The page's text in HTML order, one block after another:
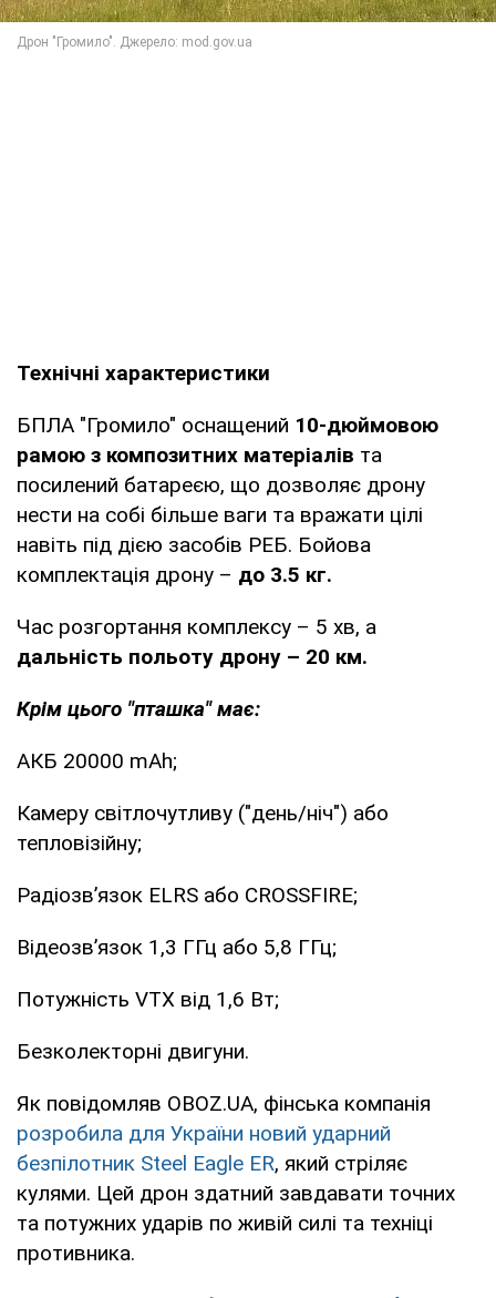
Технічні характеристики
БПЛА "Громило" оснащений 10-дюймовою
рамою з композитних матеріалів та
посилений батареєю, що дозволяє дрону
нести на собі більше ваги та вражати цілі
навіть під дією засобів РЕБ. Бойова
комплектація дрону – до 3.5 кг.
Час розгортання комплексу – 5 хв, а
дальність польоту дрону – 20 км.
Крім цього "пташка" має:
АКБ 20000 mAh;
Камеру світлочутливу ("день/ніч") або
тепловізійну;
Радіозвʼязок ELRS або CROSSFIRE;
Відеозвʼязок 1,3 ГГц або 5,8 ГГц;
Потужність VTX від 1,6 Вт;
Безколекторні двигуни.
Як повідомляв OBOZ.UA, фінська компанія
розробила для України новий ударний
безпілотник Steel Eagle ER, який стріляє
кулями. Цей дрон здатний завдавати точних
та потужних ударів по живій силі та техніці
противника.